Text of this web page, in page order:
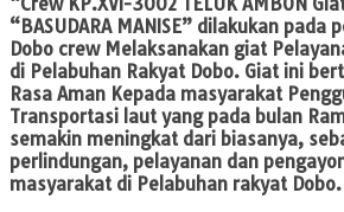
“BASUDARA MANISE” dilakukan pada
Dobo crew Melaksanakan giat
di Pelabuhan Rakyat Dobo. Giat ini
Rasa Aman Kepada masyarakat
Transportasi laut yang pada bulan
semakin meningkat dari biasanya,
perlindungan, pelayanan dan
masyarakat di Pelabuhan rakyat Dobo.